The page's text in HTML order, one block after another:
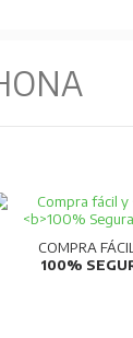
COMPRA
100%